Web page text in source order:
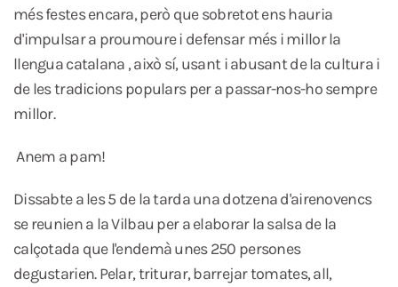
més festes encara, però que sobretot ens hauria
d'impulsar a proumoure i defensar més i millor la
llengua catalana , això sí, usant i abusant de la cultura i
de les tradicions populars per a passar-nos-ho sempre
millor.
Anem a pam!
Dissabte a les 5 de la tarda una dotzena d'airenovencs
se reunien a la Vilbau per a elaborar la salsa de la
calçotada que l'endemà unes 250 persones
degustarien. Pelar, triturar, barrejar tomates, all,